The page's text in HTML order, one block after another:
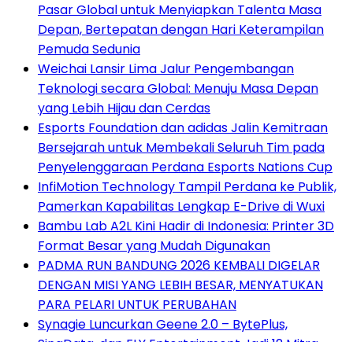
Pasar Global untuk Menyiapkan Talenta Masa
Depan, Bertepatan dengan Hari Keterampilan
Pemuda Sedunia
Weichai Lansir Lima Jalur Pengembangan
Teknologi secara Global: Menuju Masa Depan
yang Lebih Hijau dan Cerdas
Esports Foundation dan adidas Jalin Kemitraan
Bersejarah untuk Membekali Seluruh Tim pada
Penyelenggaraan Perdana Esports Nations Cup
InfiMotion Technology Tampil Perdana ke Publik,
Pamerkan Kapabilitas Lengkap E-Drive di Wuxi
Bambu Lab A2L Kini Hadir di Indonesia: Printer 3D
Format Besar yang Mudah Digunakan
PADMA RUN BANDUNG 2026 KEMBALI DIGELAR
DENGAN MISI YANG LEBIH BESAR, MENYATUKAN
PARA PELARI UNTUK PERUBAHAN
Synagie Luncurkan Geene 2.0 – BytePlus,